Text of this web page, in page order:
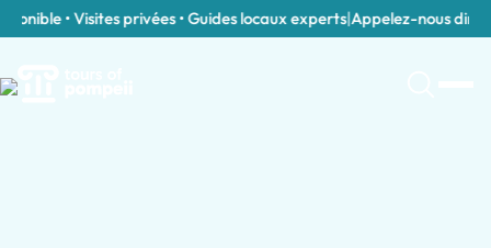
• Visites privées • Guides locaux experts|Appelez-nous